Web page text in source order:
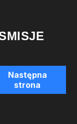
Następna
strona